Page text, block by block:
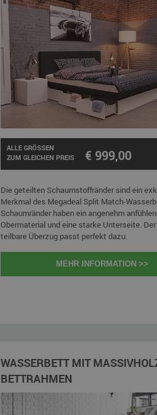
ALLE GRÖSSEN
ZUM GLEICHEN PREIS
€ 999,00
Die geteilten Schaumstoffränder sind ein
Merkmal des Megadeal Split Match-
Schaumränder haben ein angenehm
Obermaterial und eine starke Unterseite.
teilbare Überzug passt perfekt dazu.
MEHR INFORMATION >>
WASSERBETT MIT
BETTRAHMEN